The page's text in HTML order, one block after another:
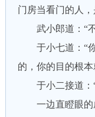
门房当看门的人
武小郎道：“不
于小七道：“你
的，你的目的根
于小二接道：“
一边直瞪眼的